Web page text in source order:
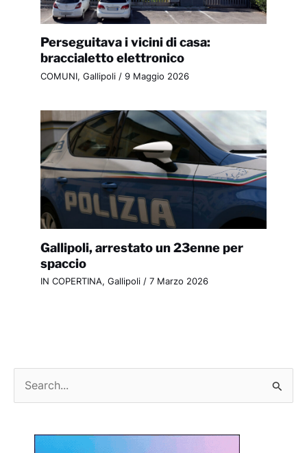
Perseguitava i vicini di casa:
braccialetto elettronico
COMUNI, Gallipoli/ 9 Maggio 2026
Gallipoli, arrestato un 23enne per
spaccio
IN COPERTINA, Gallipoli/ 7 Marzo 2026